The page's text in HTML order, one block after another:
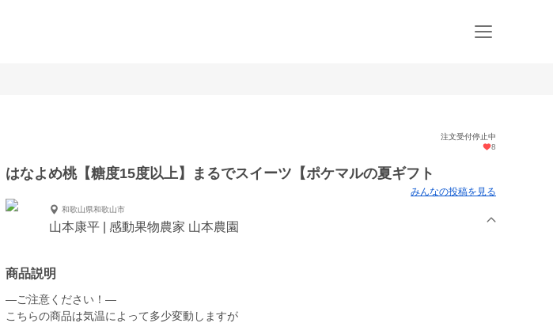
注文受付停止中
8
はなよめ桃【糖度15度以上】まるでスイーツ【ポケマルの夏ギフト
みんなの投稿を見る
和歌山県和歌山市
山本康平 | 感動果物農家 山本農園
商品説明
—ご注意ください！—
こちらの商品は気温によって多少変動しますが